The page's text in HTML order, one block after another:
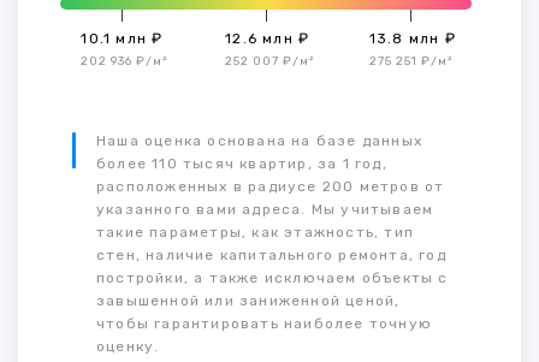
10.1 млн ₽
202 936 ₽/м²
12.6 млн ₽
252 007 ₽/м²
13.8 млн ₽
275 251 ₽/м²
Наша оценка основана на базе данных
более 110 тысяч квартир, за 1 год,
расположенных в радиусе 200 метров от
указанного вами адреса. Мы учитываем
такие параметры, как этажность, тип
стен, наличие капитального ремонта, год
постройки, а также исключаем объекты с
завышенной или заниженной ценой,
чтобы гарантировать наиболее точную
оценку.